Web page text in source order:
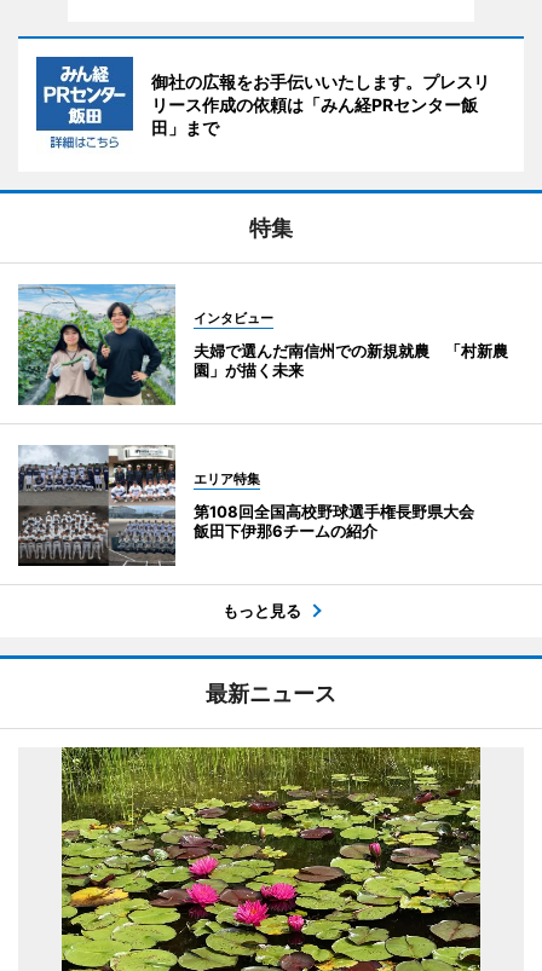
御社の広報をお手伝いいたします。プレスリ
リース作成の依頼は「みん経PRセンター飯
田」まで
特集
インタビュー
夫婦で選んだ南信州での新規就農 「村新農
園」が描く未来
エリア特集
第108回全国高校野球選手権長野県大会
飯田下伊那6チームの紹介
もっと見る
最新ニュース